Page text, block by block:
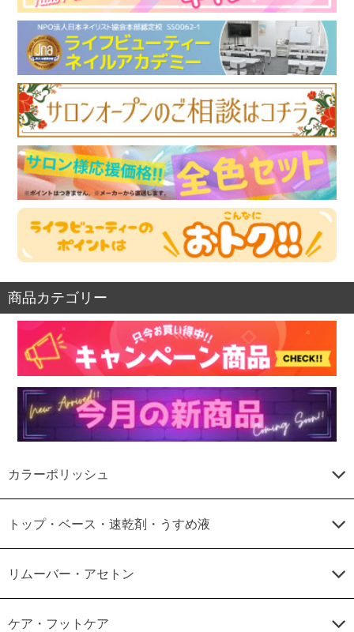
商品カテゴリー
カラーポリッシュ
トップ・ベース・速乾剤・うすめ液
リムーバー・アセトン
ケア・フットケア